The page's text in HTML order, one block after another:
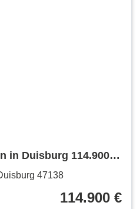
in Duisburg 114.900 €
47138
114.900 €